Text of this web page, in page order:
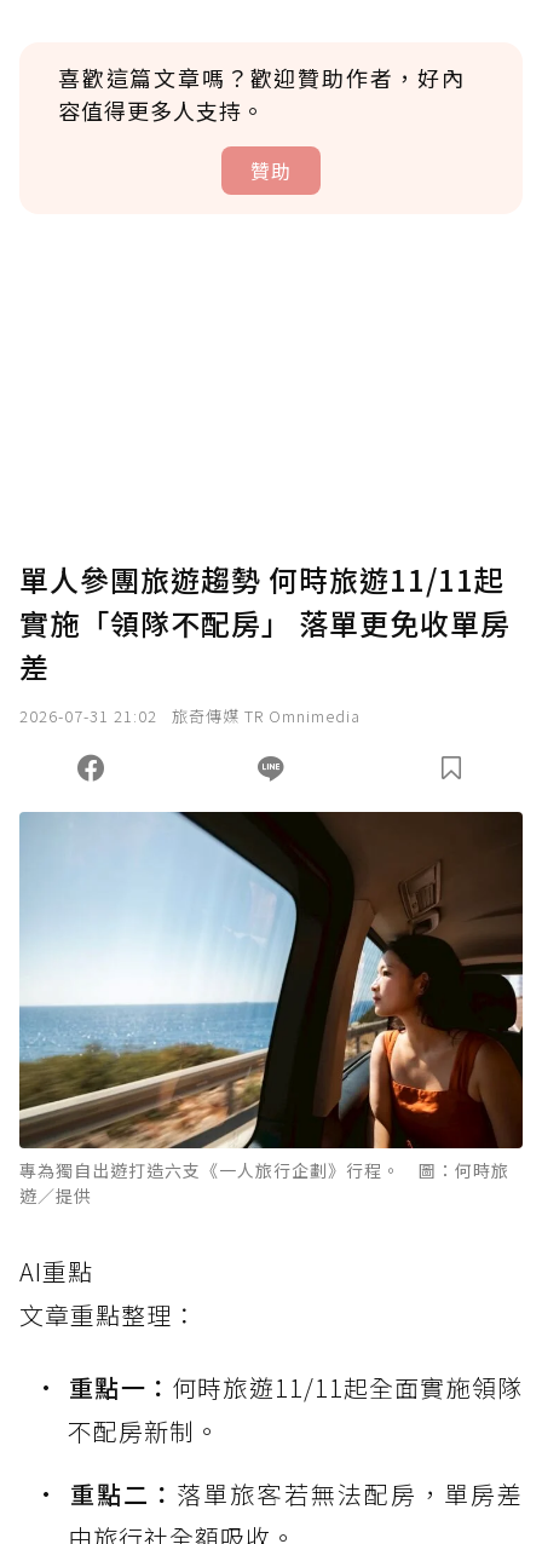
喜歡這篇文章嗎？歡迎贊助作者，好內
容值得更多人支持。
贊助
確認送出
您當前剩餘 U 利點數：0點；前往 購買點數
單人參團旅遊趨勢 何時旅遊11/11起
實施「領隊不配房」 落單更免收單房
差
2026-07-31 21:02 旅奇傳媒 TR Omnimedia
專為獨自出遊打造六支《一人旅行企劃》行程。 圖：何時旅
遊／提供
AI重點
文章重點整理：
重點一： 何時旅遊11/11起全面實施領隊
不配房新制。
重點二： 落單旅客若無法配房，單房差
由旅行社全額吸收。